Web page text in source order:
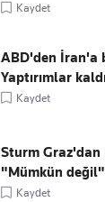
Kaydet
ABD'den İran'a
Yaptırımlar
Kaydet
Sturm Graz'dan
"Mümkün değil"
Kaydet